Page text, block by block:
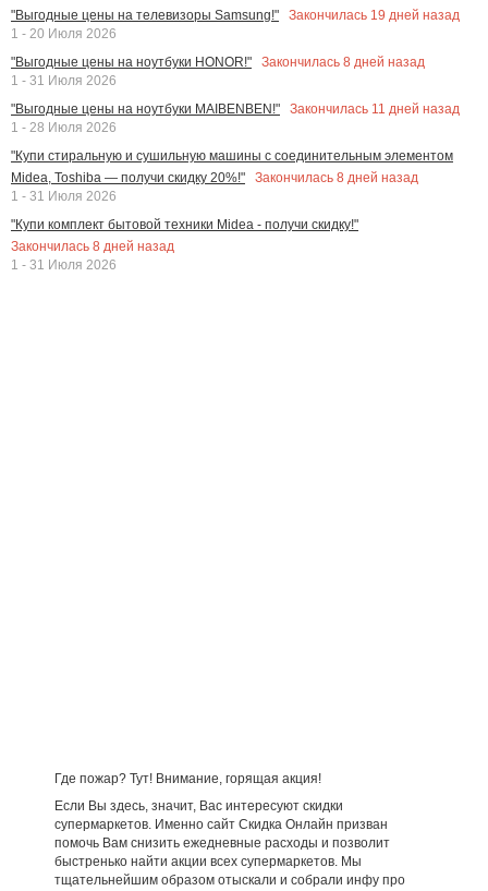
"Выгодные цены на телевизоры Samsung!"
Закончилась 19 дней назад
1 - 20 Июля 2026
"Выгодные цены на ноутбуки HONOR!"
Закончилась 8 дней назад
1 - 31 Июля 2026
"Выгодные цены на ноутбуки MAIBENBEN!"
Закончилась 11 дней назад
1 - 28 Июля 2026
"Купи стиральную и сушильную машины с соединительным элементом
Midea, Toshiba — получи скидку 20%!"
Закончилась 8 дней назад
1 - 31 Июля 2026
"Купи комплект бытовой техники Midea - получи скидку!"
Закончилась 8 дней назад
1 - 31 Июля 2026
Где пожар? Тут! Внимание, горящая акция!
Если Вы здесь, значит, Вас интересуют скидки
супермаркетов. Именно сайт Скидка Онлайн призван
помочь Вам снизить ежедневные расходы и позволит
быстренько найти акции всех супермаркетов. Мы
тщательнейшим образом отыскали и собрали инфу про